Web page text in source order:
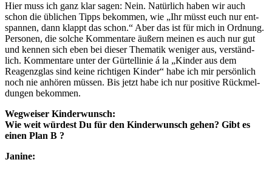
Hier muss ich ganz klar sagen: Nein. Natür­lich haben wir auch
schon die übli­chen Tipps bekom­men, wie „Ihr müsst euch nur ent­
span­nen, dann klappt das schon.“ Aber das ist für mich in Ord­nung.
Per­so­nen, die sol­che Kom­men­ta­re äußern mei­nen es auch nur gut
und ken­nen sich eben bei die­ser The­ma­tik weni­ger aus, ver­ständ­
lich. Kom­men­ta­re unter der Gür­tel­li­nie á la „Kin­der aus dem
Reagenz­glas sind kei­ne rich­ti­gen Kin­der“ habe ich mir per­sön­lich
noch nie anhö­ren müs­sen. Bis jetzt habe ich nur posi­ti­ve Rück­mel­
dun­gen bekom­men.
Weg­wei­ser Kin­der­wunsch:
Wie weit wür­dest Du für den Kin­der­wunsch gehen? Gibt es
einen Plan B ?
Jani­ne: